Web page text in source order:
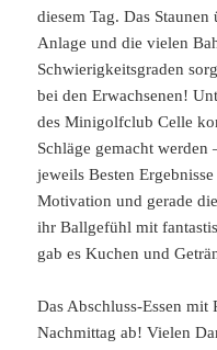
diesem Tag. Das
Anlage und die vielen
Schwierigkeitsgraden
bei den Erwachsenen!
des Minigolfclub Celle
Schläge gemacht
jeweils Besten
Motivation und gerade
ihr Ballgefühl mit
gab es Kuchen und
Das Abschluss-Essen mit
Nachmittag ab! Vielen